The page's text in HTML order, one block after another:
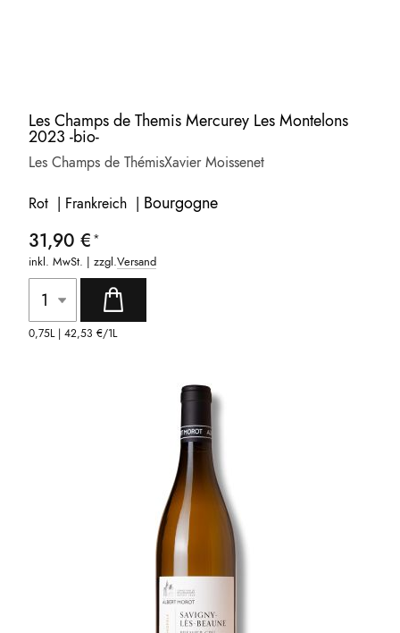
Les Champs de Themis Mercurey Les Montelons
2023 -bio-
Les Champs de ThémisXavier Moissenet
Rot | Frankreich | Bourgogne
31,90 €
inkl. MwSt. | zzgl.Versand
0,75L |42,53 €/1L